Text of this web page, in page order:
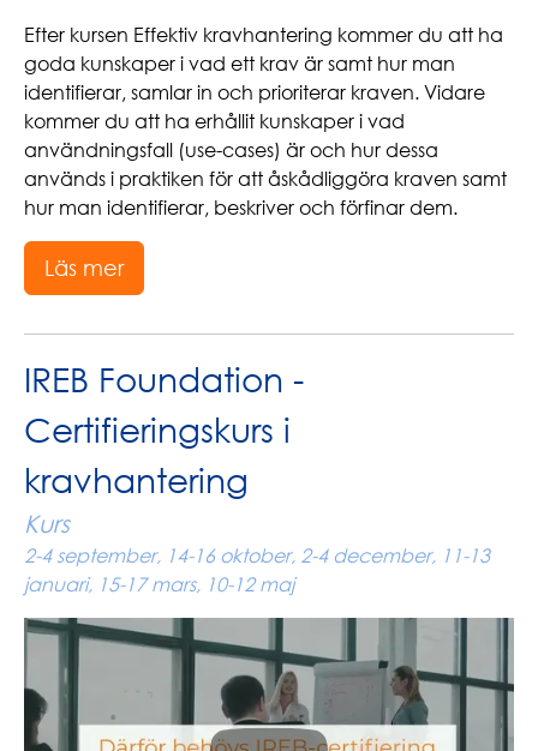
Efter kursen Effektiv kravhantering kommer du att ha
goda kunskaper i vad ett krav är samt hur man
identifierar, samlar in och prioriterar kraven. Vidare
kommer du att ha erhållit kunskaper i vad
användningsfall (use-cases) är och hur dessa
används i praktiken för att åskådliggöra kraven samt
hur man identifierar, beskriver och förfinar dem.
Läs mer
IREB Foundation -
Certifieringskurs i
kravhantering
Kurs
2-4 september, 14-16 oktober, 2-4 december, 11-13
januari, 15-17 mars, 10-12 maj